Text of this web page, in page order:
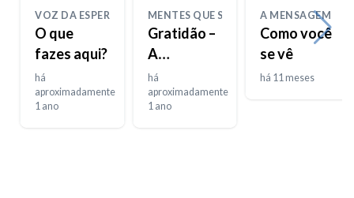
VOZ DA ESPERANÇA
O que
fazes aqui?
há
aproximadamente
1 ano
MENTES QUE SENTEM
Gratidão –
A
Importância
dos
Pequenos
há
aproximadamente
1 ano
A MENSAGEM
Como você
se vê
há 11 meses